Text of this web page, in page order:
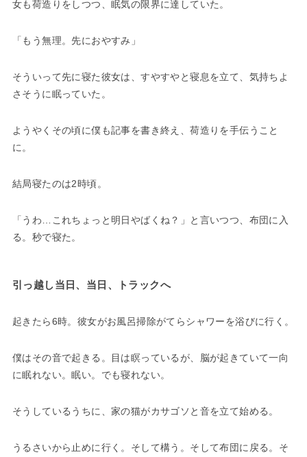
女も荷造りをしつつ、眠気の限界に達していた。
「もう無理。先におやすみ」
そういって先に寝た彼女は、すやすやと寝息を立て、気持ちよ
さそうに眠っていた。
ようやくその頃に僕も記事を書き終え、荷造りを手伝うこと
に。
結局寝たのは2時頃。
「うわ…これちょっと明日やばくね？」と言いつつ、布団に入
る。秒で寝た。
引っ越し当日、当日、トラックへ
起きたら6時。彼女がお風呂掃除がてらシャワーを浴びに行く。
僕はその音で起きる。目は瞑っているが、脳が起きていて一向
に眠れない。眠い。でも寝れない。
そうしているうちに、家の猫がカサゴソと音を立て始める。
うるさいから止めに行く。そして構う。そして布団に戻る。そ